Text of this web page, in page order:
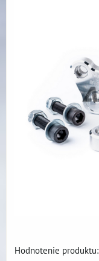
Hodnotenie produktu: